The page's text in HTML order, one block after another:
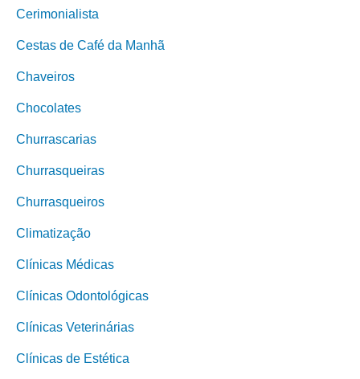
Cerimonialista
Cestas de Café da Manhã
Chaveiros
Chocolates
Churrascarias
Churrasqueiras
Churrasqueiros
Climatização
Clínicas Médicas
Clínicas Odontológicas
Clínicas Veterinárias
Clínicas de Estética